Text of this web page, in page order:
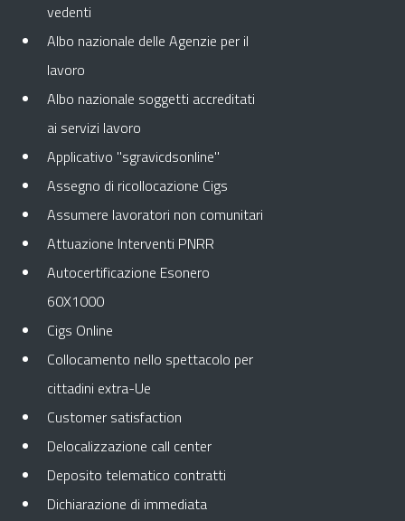
vedenti
Albo nazionale delle Agenzie per il
lavoro
Albo nazionale soggetti accreditati
ai servizi lavoro
Applicativo "sgravicdsonline"
Assegno di ricollocazione Cigs
Assumere lavoratori non comunitari
Attuazione Interventi PNRR
Autocertificazione Esonero
60X1000
Cigs Online
Collocamento nello spettacolo per
cittadini extra-Ue
Customer satisfaction
Delocalizzazione call center
Deposito telematico contratti
Dichiarazione di immediata